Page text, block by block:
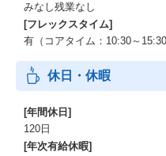
みなし残業なし
[フレックスタイム]
有（コアタイム：10:30～15:30
休日・休暇
[年間休日]
120日
[年次有給休暇]